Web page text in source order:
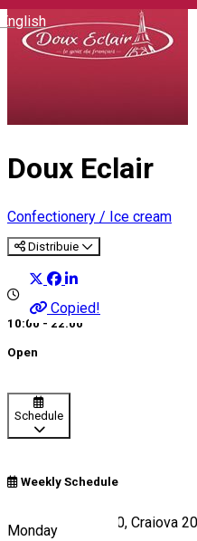
English
Doux Eclair
Confectionery / Ice cream
Distribuie
Copied!
10:00 - 22:00
Open
Schedule
Weekly Schedule
Monday
Calea București 80, Craiova